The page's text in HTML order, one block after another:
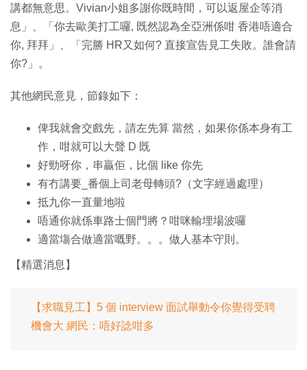
講都無意思。Vivian小姐多謝你既時間，可以返屋企等消
息」、「你去歐美打工囉, 既然認為全亞洲係咁 香港唔適合
你, 拜拜」、「完勝 HR又如何? 直接宣告見工失敗。誰會請
你?」。
其他網民意見，節錄如下：
俾我就會交戲先，請左先算 當然，如果你係本身有工
作，咁就可以大聲 D 既
好勁呀你，串贏佢，比個 like 你先
有冇講要_番個上司老母轉頭?（文字經過處理）
抵九你一直量地啦
唔通你就係車路士個門將？咁咪輸埋場波囉
適當塲合做適當嘅野。。。做人基本守則。
【精選消息】
【求職見工】5 個 interview 面試舉動令你覺得受聘
機會大 網民：唔好諗咁多